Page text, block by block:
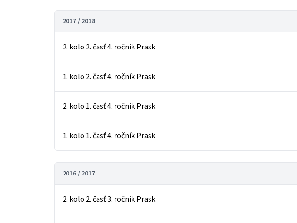
2017 / 2018
2. kolo 2. časť 4. ročník Prask
1. kolo 2. časť 4. ročník Prask
2. kolo 1. časť 4. ročník Prask
1. kolo 1. časť 4. ročník Prask
2016 / 2017
2. kolo 2. časť 3. ročník Prask